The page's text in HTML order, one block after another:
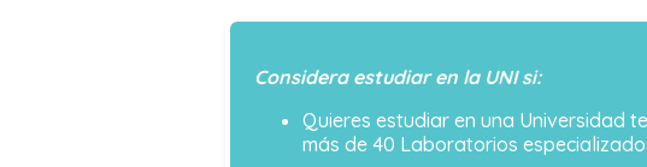
Considera estudiar en la UNI si:
Quieres estudiar en una Universidad
más de 40 Laboratorios